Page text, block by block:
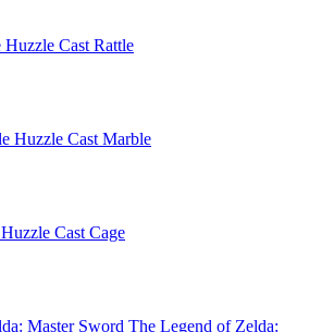
Huzzle Cast Rattle
Huzzle Cast Marble
Huzzle Cast Cage
The Legend of Zelda: